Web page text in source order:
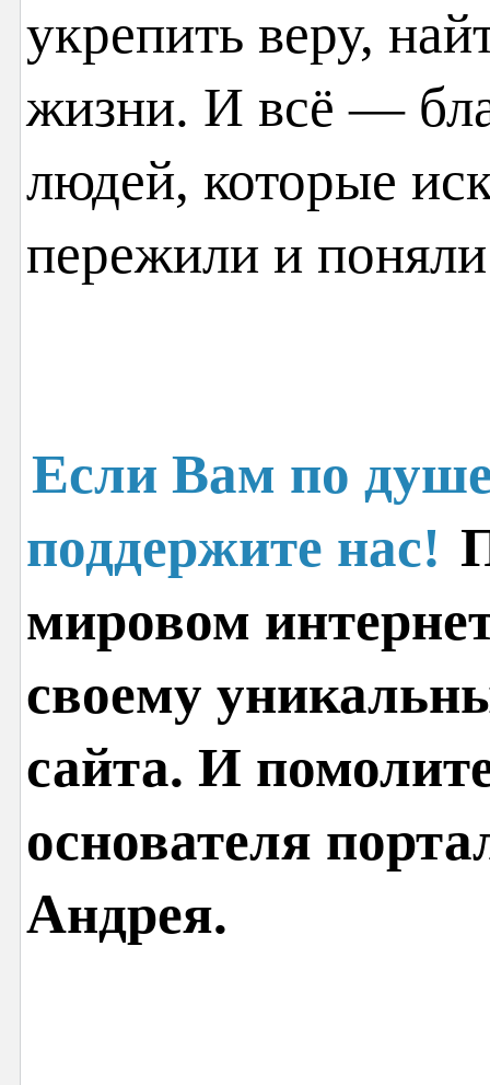
укрепить веру,
жизни. И всё —
людей, которые
пережили и
Если Вам по
поддержите нас!
мировом
своему
сайта. И
основателя
Андрея.